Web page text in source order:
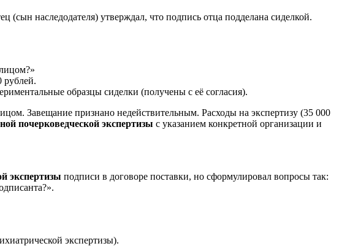
(сын наследодателя) утверждал, что подпись отца подделана сиделкой.
рублей.
образцы сиделки (получены с её согласия).
Завещание признано недействительным. Расходы на экспертизу (35 000
почерковедческой экспертизы с указанием конкретной организации и
экспертизы подписи в договоре поставки, но сформулировал вопросы так:
экспертизы).